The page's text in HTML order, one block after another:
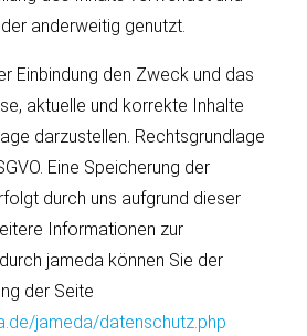
anderweitig genutzt.
Einbindung den Zweck und das
aktuelle und korrekte Inhalte
darzustellen. Rechtsgrundlage
Eine Speicherung der
durch uns aufgrund dieser
Informationen zur
jameda können Sie der
der Seite
jameda/datenschutz.php